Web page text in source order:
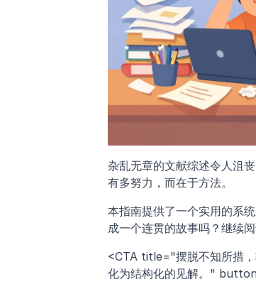
杂乱无章的文献综述令人沮
有多努力，而在于方法。
本指南提供了一个实用的系
成一个连贯的故事吗？继续
<CTA title="摆脱不知所措
化为结构化的见解。"